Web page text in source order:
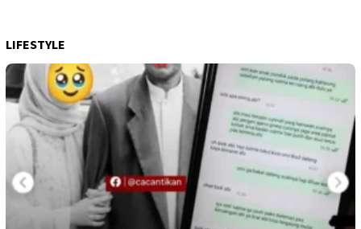
LIFESTYLE